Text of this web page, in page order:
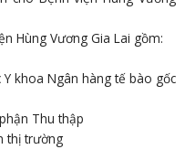
Hùng Vương Gia Lai gồm:
Y khoa Ngân hàng tế bào gốc
Thu thập
thị trường